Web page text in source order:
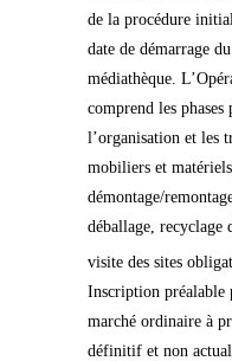
de la procédure
date de démarrage
médiathèque.
comprend les phases
l’organisation et les
mobiliers et
démontage/
déballage, recyclage
visite des sites
Inscription préalable
marché ordinaire à
définitif et non